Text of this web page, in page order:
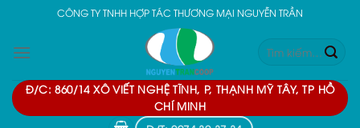
content
CÔNG TY TNHH HỢP TÁC THƯƠNG MẠI NGUYỄN TRẦN
Tìm
kiếm:
Đ/C: 860/14 XÔ VIẾT NGHỆ TĨNH, P, THẠNH MỸ TÂY, TP HỒ
CHÍ MINH